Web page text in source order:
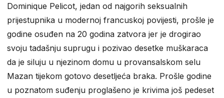
Dominique Pelicot, jedan od najgorih seksualnih
prijestupnika u modernoj francuskoj povijesti, prošle je
godine osuđen na 20 godina zatvora jer je drogirao
svoju tadašnju suprugu i pozivao desetke muškaraca
da je siluju u njezinom domu u provansalskom selu
Mazan tijekom gotovo desetljeća braka. Prošle godine
u poznatom suđenju proglašeno je krivima još pedeset